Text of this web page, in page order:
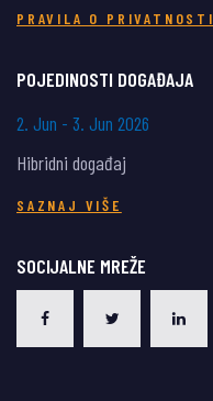
PRAVILA O PRIVATNOSTI
POJEDINOSTI DOGAĐAJA
2. Jun - 3. Jun 2026
Hibridni događaj
SAZNAJ VIŠE
SOCIJALNE MREŽE